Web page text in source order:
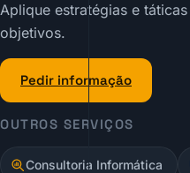
Aplique estratégias e
objetivos.
Pedir informação
OUTROS SERVIÇOS
Consultoria Informática